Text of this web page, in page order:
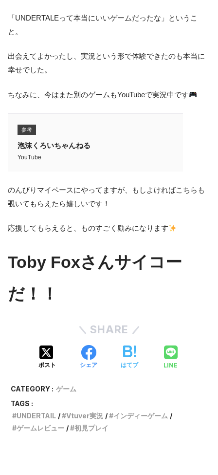
「UNDERTALEって本当にいいゲームだったな」というこ
と。
出会えてよかったし、実況という形で体験できたのも本当に
幸せでした。
ちなみに、今はまた別のゲームもYouTubeで実況中です
参考
泡沫くろいちゃんねる
YouTube
のんびりマイペースにやってますが、もしよければこちらも
覗いてもらえたら嬉しいです！
応援してもらえると、ものすごく励みになります
Toby Foxさんサイコー
だ！！
SHARE
ポスト シェア はてブ LINE
CATEGORY : ゲーム
TAGS :
UNDERTAIL
Vtuver実況
インディーゲーム
ゲームレビュー
初見プレイ